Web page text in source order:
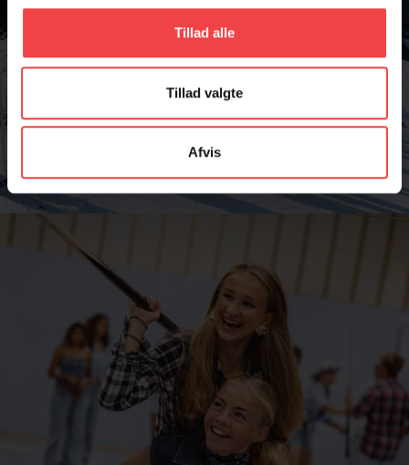
Tillad alle
Tillad valgte
Afvis